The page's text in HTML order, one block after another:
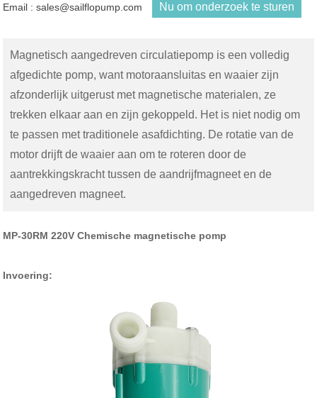
Email : sales@sailflopump.com Nu om onderzoek te sturen
Magnetisch aangedreven circulatiepomp is een volledig
afgedichte pomp, want motoraansluitas en waaier zijn
afzonderlijk uitgerust met magnetische materialen, ze
trekken elkaar aan en zijn gekoppeld. Het is niet nodig om
te passen met traditionele asafdichting. De rotatie van de
motor drijft de waaier aan om te roteren door de
aantrekkingskracht tussen de aandrijfmagneet en de
aangedreven magneet.
MP-30RM 220V Chemische magnetische pomp
Invoering: